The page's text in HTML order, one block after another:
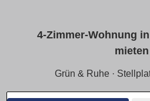
4-Zimmer-Wohnung
mieten
Grün & Ruhe ·
In Gummersbach mit